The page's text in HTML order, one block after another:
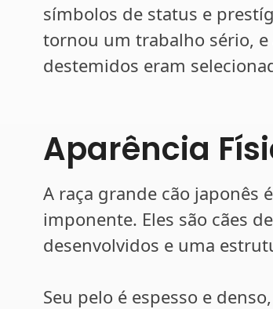
símbolos de status e
tornou um trabalho sério, e
destemidos eram
Aparência
A raça grande cão japonês
imponente. Eles são cães
desenvolvidos e uma
Seu pelo é espesso e